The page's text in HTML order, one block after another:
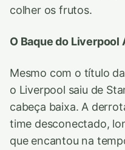
colher os frutos.
O Baque do Liverpool
Mesmo com o título
o Liverpool saiu de
cabeça baixa. A
time desconectado,
que encantou na